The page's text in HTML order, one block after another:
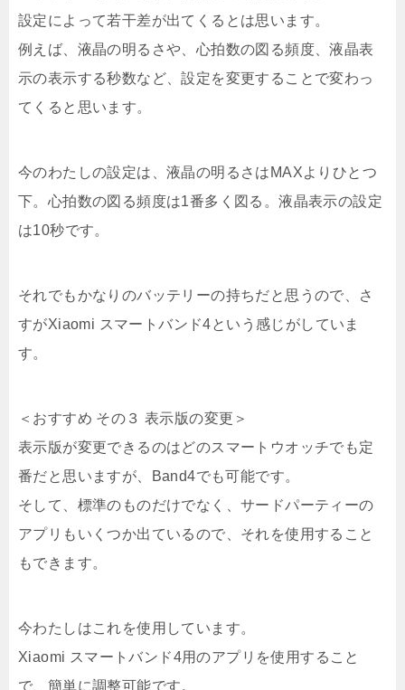
設定によって若干差が出てくるとは思います。
例えば、液晶の明るさや、心拍数の図る頻度、液晶表
示の表示する秒数など、設定を変更することで変わっ
てくると思います。
今のわたしの設定は、液晶の明るさはMAXよりひとつ
下。心拍数の図る頻度は1番多く図る。液晶表示の設定
は10秒です。
それでもかなりのバッテリーの持ちだと思うので、さ
すがXiaomi スマートバンド4という感じがしていま
す。
＜おすすめ その３ 表示版の変更＞
表示版が変更できるのはどのスマートウオッチでも定
番だと思いますが、Band4でも可能です。
そして、標準のものだけでなく、サードパーティーの
アプリもいくつか出ているので、それを使用すること
もできます。
今わたしはこれを使用しています。
Xiaomi スマートバンド4用のアプリを使用すること
で、簡単に調整可能です。